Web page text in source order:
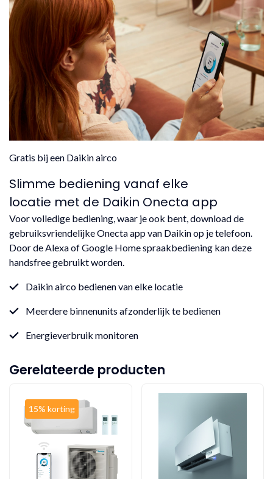
Gratis bij een Daikin airco
Slimme bediening vanaf elke
locatie met de Daikin Onecta app
Voor volledige bediening, waar je ook bent, download de
gebruiksvriendelijke Onecta app van Daikin op je telefoon.
Door de Alexa of Google Home spraakbediening kan deze
handsfree gebruikt worden.
Daikin airco bedienen van elke locatie
Meerdere binnenunits afzonderlijk te bedienen
Energieverbruik monitoren
Gerelateerde producten
15% korting